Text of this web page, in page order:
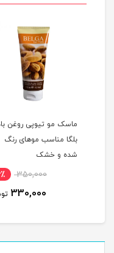
ماسک مو تیوپی روغن
بلگا مناسب موهای رنگ
شده و خشک
350,000
330,000